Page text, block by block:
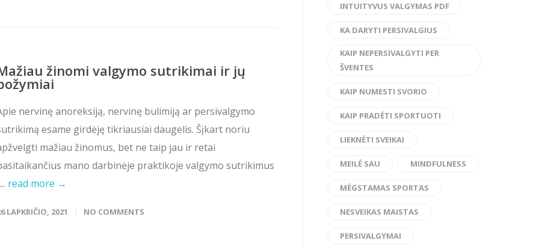
žinomi valgymo sutrikimai ir jų
nervinę anoreksiją, nervinę bulimiją ar persivalgymo
esame girdėję tikriausiai daugelis. Šįkart noriu
mažiau žinomus, bet ne taip jau ir retai
mano darbinėje praktikoje valgymo sutrikimus
read more →
LAPKRIČIO, 2021 NO COMMENTS
INTUITYVUS VALGYMAS PDF
KA DARYTI PERSIVALGIUS
KAIP NEPERSIVALGYTI PER
ŠVENTES
KAIP NUMESTI SVORIO
KAIP PRADĖTI SPORTUOTI
LIEKNĖTI SVEIKAI
MEILĖ SAU MINDFULNESS
MĖGSTAMAS SPORTAS
NESVEIKAS MAISTAS
PERSIVALGYMAI